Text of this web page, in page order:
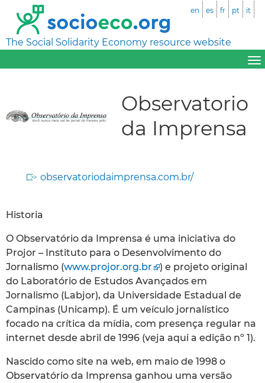
The Social Solidarity Economy resource website
en es fr pt it
Observatorio
da Imprensa
observatoriodaimprensa.com.br/
Historia
O Observatório da Imprensa é uma iniciativa do
Projor – Instituto para o Desenvolvimento do
Jornalismo (www.projor.org.br
) e projeto original
do Laboratório de Estudos Avançados em
Jornalismo (Labjor), da Universidade Estadual de
Campinas (Unicamp). É um veículo jornalístico
focado na crítica da mídia, com presença regular na
internet desde abril de 1996 (veja aqui a edição nº 1).
Nascido como site na web, em maio de 1998 o
Observatório da Imprensa ganhou uma versão